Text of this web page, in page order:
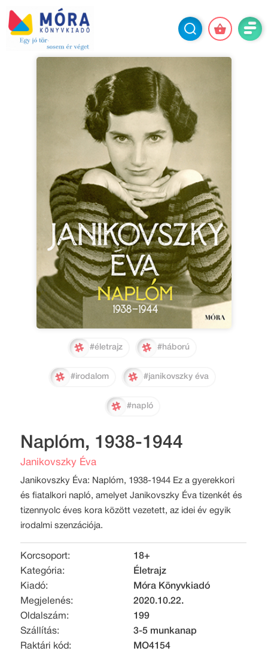
#életrajz #háború
#irodalom #janikovszky éva
#napló
Naplóm, 1938-1944
Janikovszky Éva
Janikovszky Éva: Naplóm, 1938-1944 Ez a gyerekkori
és fiatalkori napló, amelyet Janikovszky Éva tizenkét és
tizennyolc éves kora között vezetett, az idei év egyik
irodalmi szenzációja.
Korcsoport:
18+
Kategória:
Életrajz
Kiadó:
Móra Könyvkiadó
Megjelenés:
2020.10.22.
Oldalszám:
199
Szállítás:
3-5 munkanap
Raktári kód:
MO4154